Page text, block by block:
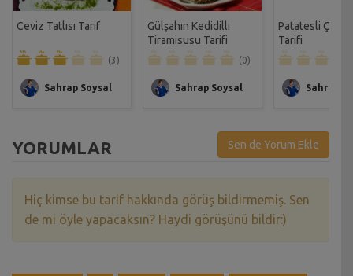
Ceviz Tatlısı Tarif
(3)
Sahrap Soysal
Gülşahın Kedidilli
Tiramisusu Tarifi
(0)
Sahrap Soysal
Patatesli Çıtır
Tarifi
Sahrap
YORUMLAR Sen de Yorum Ekle
Hiç kimse bu tarif hakkında görüş bildirmemiş. Sen
de mi öyle yapacaksın? Haydi görüşünü bildir:)